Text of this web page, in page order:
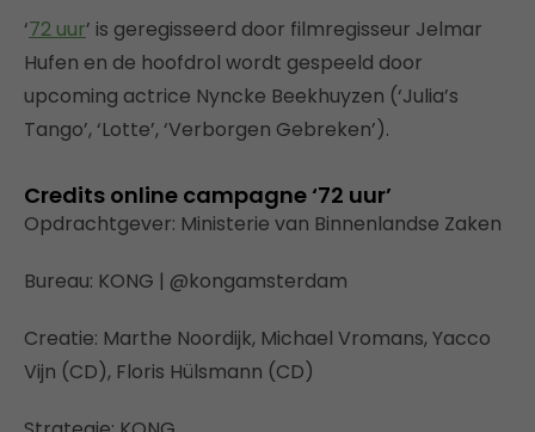
‘72 uur’ is geregisseerd door filmregisseur Jelmar
Hufen en de hoofdrol wordt gespeeld door
upcoming actrice Nyncke Beekhuyzen (‘Julia’s
Tango’, ‘Lotte’, ‘Verborgen Gebreken’).
Credits online campagne ‘72 uur’
Opdrachtgever: Ministerie van Binnenlandse Zaken
Bureau: KONG | @kongamsterdam
Creatie: Marthe Noordijk, Michael Vromans, Yacco
Vijn (CD), Floris Hülsmann (CD)